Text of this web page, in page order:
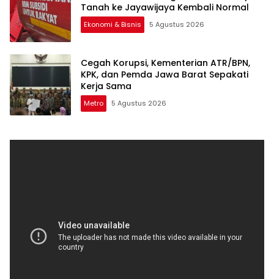
Tanah ke Jayawijaya Kembali Normal
Ekonomi & Bisnis 5 Agustus 2026
Cegah Korupsi, Kementerian ATR/BPN,
KPK, dan Pemda Jawa Barat Sepakati
Kerja Sama
Metro 5 Agustus 2026